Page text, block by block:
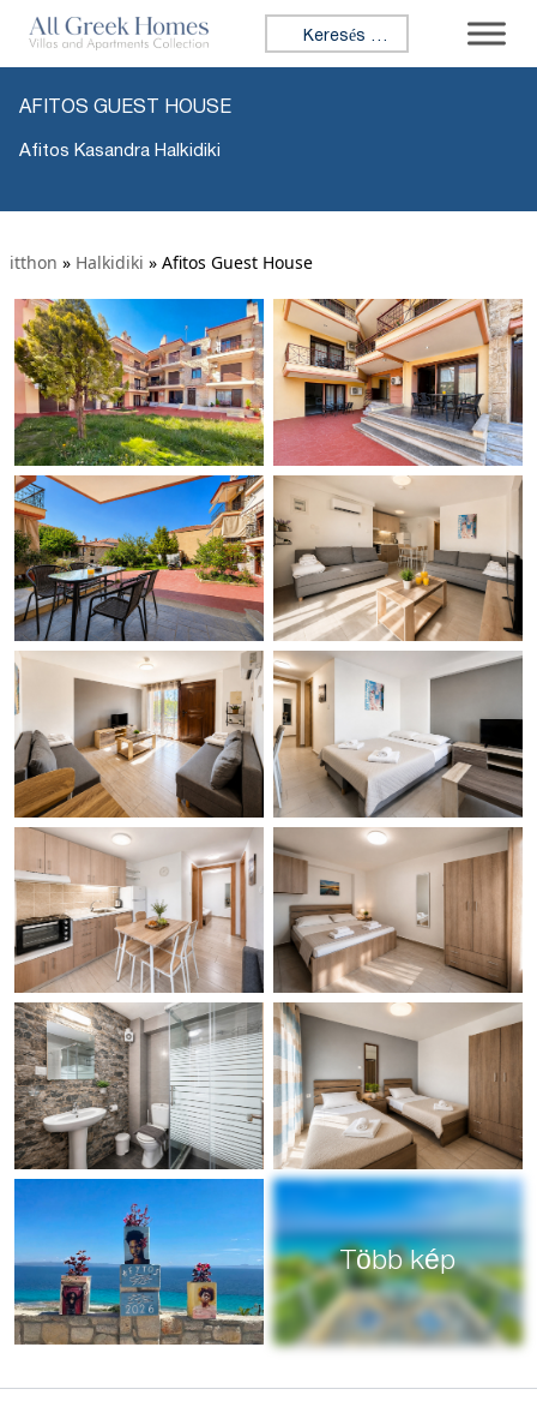
Keresés:
AFITOS GUEST HOUSE
Afitos Kasandra Halkidiki
itthon » Halkidiki » Afitos Guest House
Több kép